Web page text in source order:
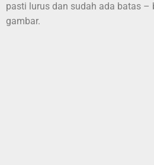
pasti lurus dan sudah ada batas –
gambar.